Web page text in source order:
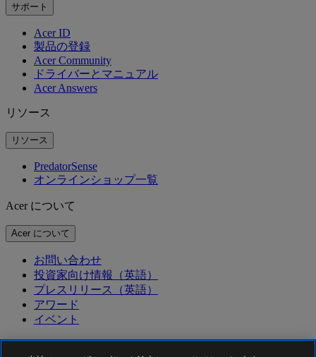
サポート
Acer ID
製品の登録
Acer Community
ドライバーとマニュアル
Acer Answers
リソース
リソース
PredatorSense
オンラインショップ一覧
Acer について
Acer について
お問い合わせ
投資家向け情報（英語）
プレスリリース（英語）
アワード
イベント